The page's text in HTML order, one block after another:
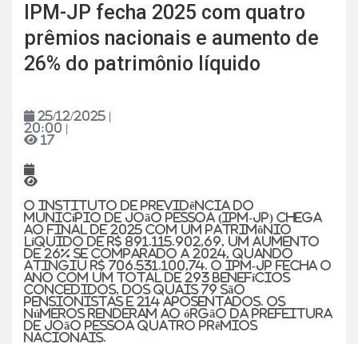
IPM-JP fecha 2025 com quatro
prêmios nacionais e aumento de
26% do patrimônio líquido
25/12/2025 |
20:00 |
17
O Instituto de Previdência do
Município de João Pessoa (IPM-JP) chega
ao final de 2025 com um patrimônio
líquido de R$ 891.115.902,69, um aumento
de 26% se comparado a 2024, quando
atingiu R$ 706.531.100,74. O IPM-JP fecha o
ano com um total de 293 benefícios
concedidos, dos quais 79 são
pensionistas e 214 aposentados. Os
números renderam ao órgão da Prefeitura
de João Pessoa quatro prêmios
nacionais.